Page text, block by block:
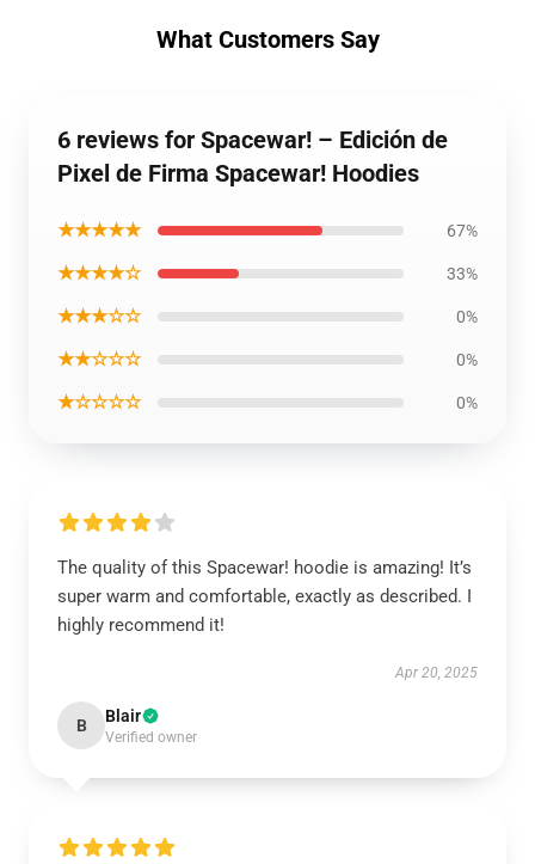
What Customers Say
6 reviews for Spacewar! – Edición de
Pixel de Firma Spacewar! Hoodies
★★★★★ 67%
★★★★☆ 33%
★★★☆☆ 0%
★★☆☆☆ 0%
★☆☆☆☆ 0%
The quality of this Spacewar! hoodie is amazing! It’s
super warm and comfortable, exactly as described. I
highly recommend it!
Apr 20, 2025
B Blair
Verified owner